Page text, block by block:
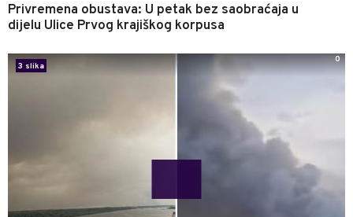
Privremena obustava: U petak bez saobraćaja u
dijelu Ulice Prvog krajiškog korpusa
3 slika
0